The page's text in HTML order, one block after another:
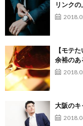
リンクの
【モテ
余裕のあ
大阪のキ